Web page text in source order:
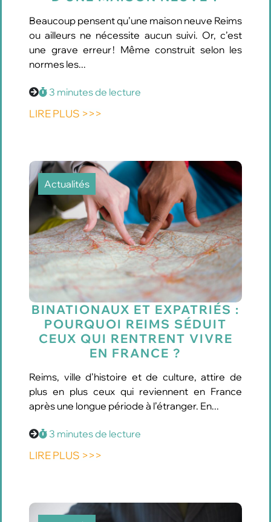
Beaucoup pensent qu’une maison neuve Reims
ou ailleurs ne nécessite aucun suivi. Or, c’est
une grave erreur ! Même construit selon les
normes les...
3 minutes de lecture
LIRE PLUS >>>
Actualités
BINATIONAUX ET EXPATRIÉS :
POURQUOI REIMS SÉDUIT
CEUX QUI RENTRENT VIVRE
EN FRANCE ?
Reims, ville d’histoire et de culture, attire de
plus en plus ceux qui reviennent en France
après une longue période à l’étranger. En...
3 minutes de lecture
LIRE PLUS >>>